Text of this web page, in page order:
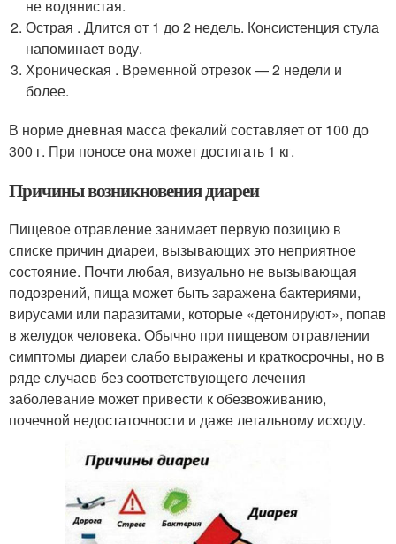
не водянистая.
Острая . Длится от 1 до 2 недель. Консистенция стула
напоминает воду.
Хроническая . Временной отрезок — 2 недели и
более.
В норме дневная масса фекалий составляет от 100 до
300 г. При поносе она может достигать 1 кг.
Причины возникновения диареи
Пищевое отравление занимает первую позицию в
списке причин диареи, вызывающих это неприятное
состояние. Почти любая, визуально не вызывающая
подозрений, пища может быть заражена бактериями,
вирусами или паразитами, которые «детонируют», попав
в желудок человека. Обычно при пищевом отравлении
симптомы диареи слабо выражены и краткосрочны, но в
ряде случаев без соответствующего лечения
заболевание может привести к обезвоживанию,
почечной недостаточности и даже летальному исходу.